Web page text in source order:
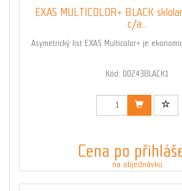
EXAS MULTICOLOR+ BLACK
c/a...
Asymetrický list EXAS Multicolor+ je
Kód: 00243BLACK1
Cena po
na objednávku